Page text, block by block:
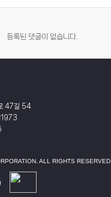
등록된 댓글이 없습니다.
47길 54
ALL RIGHTS RESERVED.